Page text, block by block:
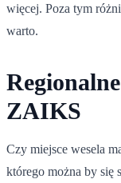
więcej. Poza tym
warto.
ZAIKS
Czy miejsce wesela
którego można by się